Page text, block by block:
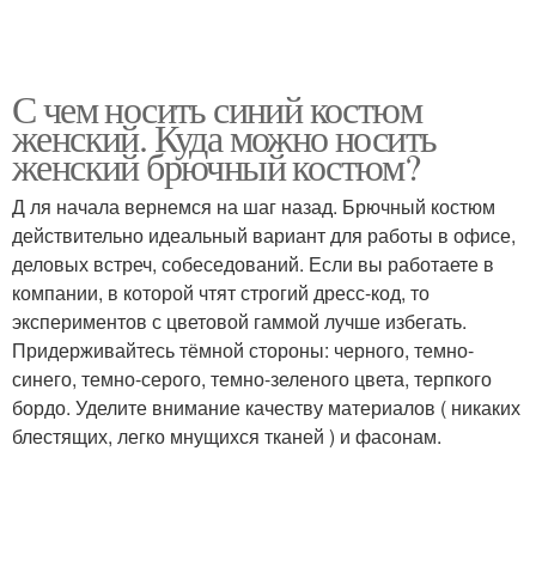
С чем носить синий костюм
женский. Куда можно носить
женский брючный костюм?
Д ля начала вернемся на шаг назад. Брючный костюм
действительно идеальный вариант для работы в офисе,
деловых встреч, собеседований. Если вы работаете в
компании, в которой чтят строгий дресс-код, то
экспериментов с цветовой гаммой лучше избегать.
Придерживайтесь тёмной стороны: черного, темно-
синего, темно-серого, темно-зеленого цвета, терпкого
бордо. Уделите внимание качеству материалов ( никаких
блестящих, легко мнущихся тканей ) и фасонам.